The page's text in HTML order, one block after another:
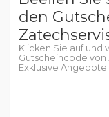
den
Klicken Sie auf und
Gutscheincode von
Exklusive Angebote